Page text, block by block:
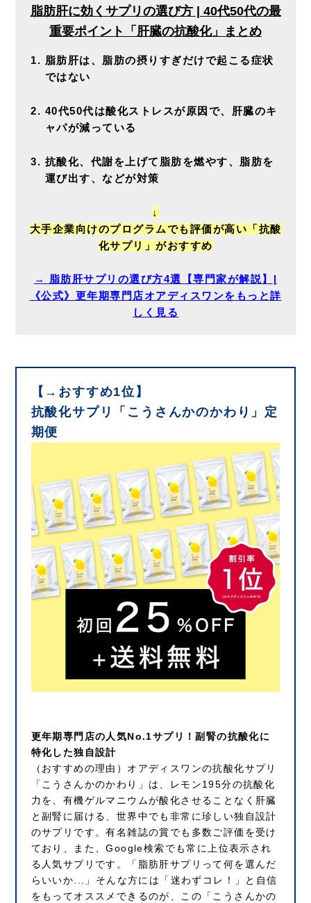
脂肪肝に効くサプリの選び方 | 40代50代の最
重要ポイント「肝臓の抗酸化」まとめ
脂肪肝は、脂肪の摂りすぎだけで起こる症状
ではない
40代50代は酸化ストレスが原因で、肝臓のキ
ャパが減っている
抗酸化、代謝を上げて脂肪を燃やす、脂肪を
運び出す、などが対策
↓
大手企業向けのプログラムでも評価が高い「抗酸
化サプリ」がおすすめ
→ 脂肪肝サプリの選び方4選【専門家が解説】|
《公式》更年期専門店オアディスワンをもっと詳
しく見る
【→おすすめ1位】
抗酸化サプリ「こうさんかのかわり」定
期便
更年期専門店の人気No.1サプリ！副腎の抗酸化に
特化した独自設計
（おすすめの理由）オアディスワンの抗酸化サプリ
「こうさんかのかわり」は、レモン195分の抗酸化
力を、有機ゲルマニウムが酸化させることなく肝臓
と副腎に届ける、世界中でも非常に珍しい独自設計
のサプリです。有名雑誌の賞でも多数ご評価を受け
ており、また、Google検索でも常に上位表示され
る人気サプリです。「脂肪肝サプリって何を選んだ
らいいか...」そんな方には「迷わずコレ！」と自信
をもってオススメできるのが、この「こうさんかの